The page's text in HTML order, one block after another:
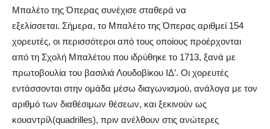
Μπαλέτο της Όπερας συνέχισε σταθερά να
εξελίσσεται. Σήμερα, το Μπαλέτο της Όπερας αριθμεί 154
χορευτές, οι περισσότεροι από τους οποίους προέρχονται
από τη Σχολή Μπαλέτου που ιδρύθηκε το 1713, ξανά με
πρωτοβουλία του βασιλιά Λουδοβίκου ΙΔ’. Οι χορευτές
εντάσσονται στην ομάδα μέσω διαγωνισμού, ανάλογα με τον
αριθμό των διαθέσιμων θέσεων, και ξεκινούν ως
κουαντρίλ(quadrilles), πριν ανέλθουν στις ανώτερες